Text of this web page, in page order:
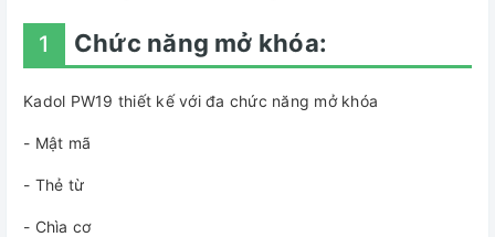
1 Chức năng mở khóa:
Kadol PW19 thiết kế với đa chức năng mở khóa
- Mật mã
- Thẻ từ
- Chìa cơ